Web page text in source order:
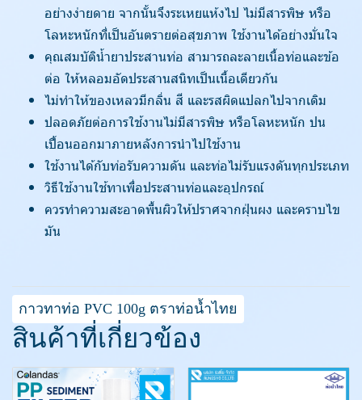
อย่างง่ายดาย จากนั้นจึงระเหยแห้งไป ไม่มีสารพิษ หรือ
โลหะหนักที่เป็นอันตรายต่อสุขภาพ ใช้งานได้อย่างมั่นใจ
คุณสมบัติน้ำยาประสานท่อ สามารถละลายเนื้อท่อและข้อ
ต่อ ให้หลอมอัดประสานสนิทเป็นเนื้อเดียวกัน
ไม่ทำให้ของเหลวมีกลิ่น สี และรสผิดแปลกไปจากเดิม
ปลอดภัยต่อการใช้งานไม่มีสารพิษ หรือโลหะหนัก ปน
เปื้อนออกมาภายหลังการนำไปใช้งาน
ใช้งานได้กับท่อรับความดัน และท่อไม่รับแรงดันทุกประเภท
วิธีใช้งานใช้ทาเพื่อประสานท่อและอุปกรณ์
ควรทำความสะอาดพื้นผิวให้ปราศจากฝุ่นผง และคราบไข
มัน
กาวทาท่อ PVC 100g ตราท่อน้ำไทย
สินค้าที่เกี่ยวข้อง